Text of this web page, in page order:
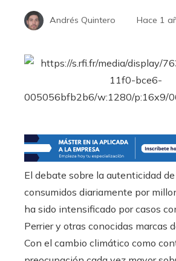
Andrés Quintero Hace 1
El debate sobre la autenticidad
consumidos diariamente por
ha sido intensificado por casos
Perrier y otras conocidas marcas
Con el cambio climático como